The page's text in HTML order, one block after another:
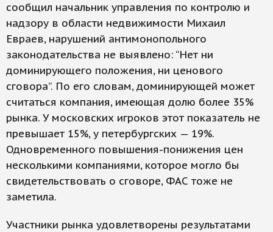
сообщил начальник управления по контролю и
надзору в области недвижимости Михаил
Евраев, нарушений антимонопольного
законодательства не выявлено: “Нет ни
доминирующего положения, ни ценового
сговора”. По его словам, доминирующей может
считаться компания, имеющая долю более 35%
рынка. У московских игроков этот показатель не
превышает 15%, у петербургских — 19%.
Одновременного повышения-понижения цен
несколькими компаниями, которое могло бы
свидетельствовать о сговоре, ФАС тоже не
заметила.
Участники рынка удовлетворены результатами